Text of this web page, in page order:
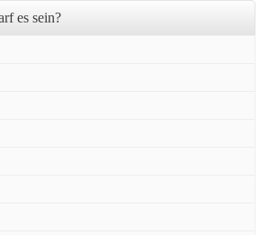
es sein?